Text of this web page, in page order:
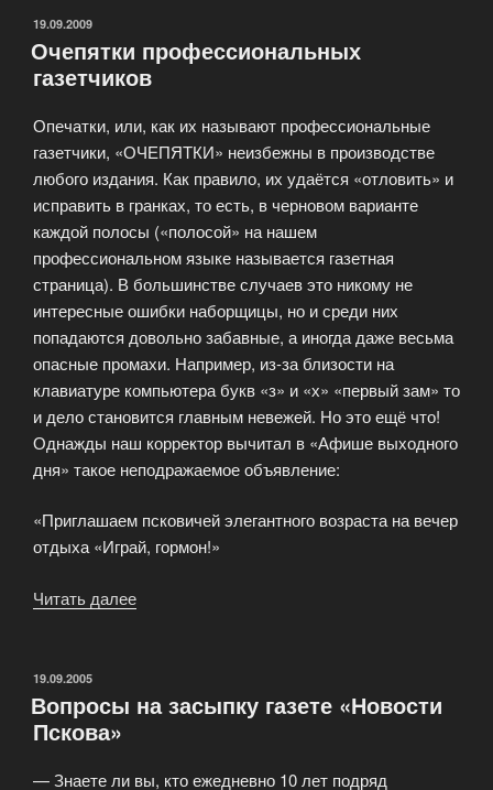
ОПУБЛИКОВАНО
19.09.2009
Очепятки профессиональных
газетчиков
Опечатки, или, как их называют профессиональные
газетчики, «ОЧЕПЯТКИ» неизбежны в производстве
любого издания. Как правило, их удаётся «отловить» и
исправить в гранках, то есть, в черновом варианте
каждой полосы («полосой» на нашем
профессиональном языке называется газетная
страница). В большинстве случаев это никому не
интересные ошибки наборщицы, но и среди них
попадаются довольно забавные, а иногда даже весьма
опасные промахи. Например, из-за близости на
клавиатуре компьютера букв «з» и «х» «первый зам» то
и дело становится главным невежей. Но это ещё что!
Однажды наш корректор вычитал в «Афише выходного
дня» такое неподражаемое объявление:
«Приглашаем псковичей элегантного возраста на вечер
отдыха «Играй, гормон!»
Читать далее
ОПУБЛИКОВАНО
19.09.2005
Вопросы на засыпку газете «Новости
Пскова»
— Знаете ли вы, кто ежедневно 10 лет подряд